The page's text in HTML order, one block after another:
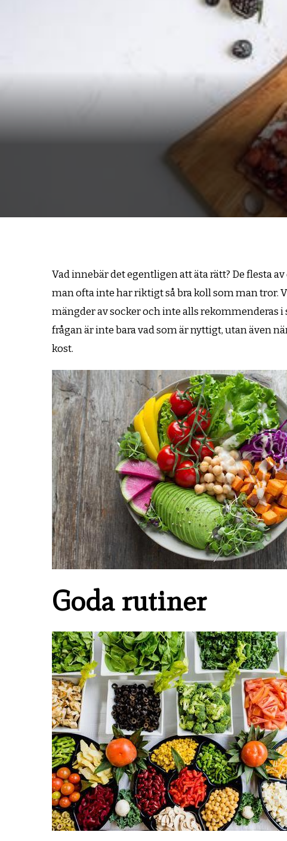
Vad innebär det egentligen att äta rätt? De flesta
man ofta inte har riktigt så bra koll som man tror.
mängder av socker och inte alls rekommenderas
frågan är inte bara vad som är nyttigt, utan även
kost.
Goda rutiner